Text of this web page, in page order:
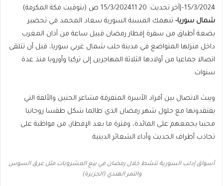
15/3/2024
– آخر تحديث: 15/3/2024 11:20 ص (بتوقيت مكة المكرمة)
شمال سوريا- تنهمك المسنة السورية سعاد المحمد في تحضير
بضعة أطباق من سفرة إفطار رمضان قبيل ساعة من آذان المغرب
داخل منزلها المتواضع في مدينة حلب شمال غربي سوريا، قبل أن تتلقى
اتصالا جماعيا من أولادها الثلاثة المهاجرين إلى تركيا وأوروبا منذ عدة
سنوات.
ويبث الاتصال بين أفراد الأسرة المتفرقة مشاعر الحنين والألفة التي
يفتقدونها مع حلول شهر رمضان الذي طالما شكل طقسا روحانيا
محببا يجمعهم على المائدة، وفترة ما بعد الإفطار، من مواظبة على
تجاذب أطراف الحديث وأداء الشعائر الدينية.
أسواق إدلب السورية تنشط خلال رمضان في بيع المشروبات مثل عرق السوس
والتمر الهندي (الجزيرة)